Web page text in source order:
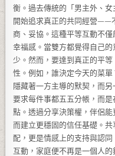
衡。過去傳統的「男主外、
開始追求真正的共同經營——
商、妥協。這種平等互動不
幸福感。當雙方都覺得自己
少。然而，要達到真正的平
性。例如，誰決定今天的菜
隱藏著一方主導的默契，而
要求每件事都五五分帳，而
點。透過分享決策權，伴侶
而建立更穩固的信任基礎。
配，更是情感上的支持與認
互動，家庭便不再是一個人